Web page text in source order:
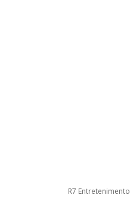
R7 Entretenimento